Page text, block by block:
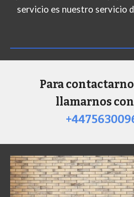
servicio es nuestro servicio
Para
llamarnos